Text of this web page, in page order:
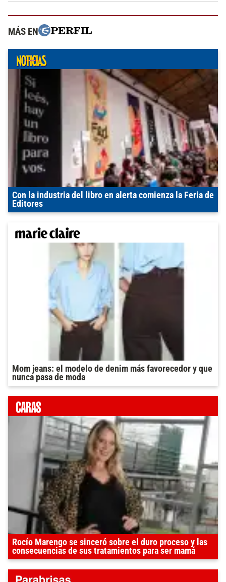
MÁS EN
Con la industria del libro en alerta comienza la Feria de
Editores
Mom jeans: el modelo de denim más favorecedor y que
nunca pasa de moda
Rocío Marengo se sinceró sobre el duro proceso y las
consecuencias de sus tratamientos para ser mamá